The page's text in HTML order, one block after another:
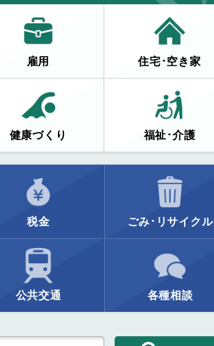
雇用 住宅･空き家
健康づくり 福祉･介護
税金 ごみ･リサイクル
公共交通 各種相談